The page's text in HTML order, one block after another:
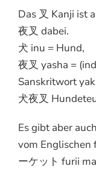
Das 叉 Kanji ist
夜叉 dabei.
犬 inu = Hund,
夜叉 yasha =
Sanskritwort
犬夜叉
Es gibt aber
vom Englischen
ーケット furii